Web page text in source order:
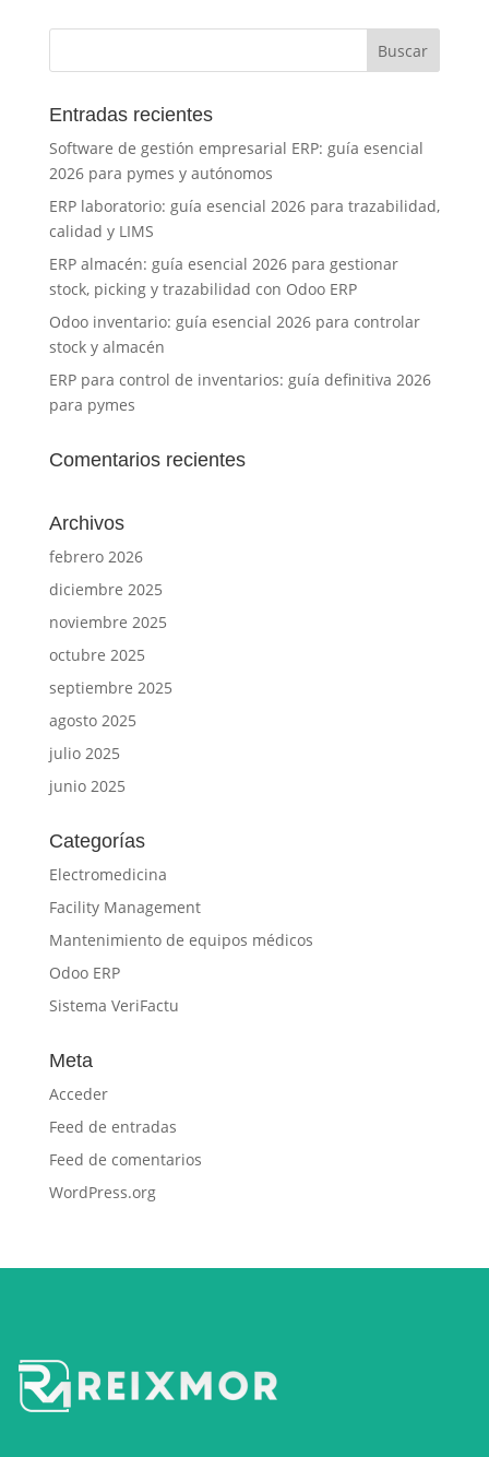
Entradas recientes
Software de gestión empresarial ERP: guía esencial
2026 para pymes y autónomos
ERP laboratorio: guía esencial 2026 para trazabilidad,
calidad y LIMS
ERP almacén: guía esencial 2026 para gestionar
stock, picking y trazabilidad con Odoo ERP
Odoo inventario: guía esencial 2026 para controlar
stock y almacén
ERP para control de inventarios: guía definitiva 2026
para pymes
Comentarios recientes
Archivos
febrero 2026
diciembre 2025
noviembre 2025
octubre 2025
septiembre 2025
agosto 2025
julio 2025
junio 2025
Categorías
Electromedicina
Facility Management
Mantenimiento de equipos médicos
Odoo ERP
Sistema VeriFactu
Meta
Acceder
Feed de entradas
Feed de comentarios
WordPress.org